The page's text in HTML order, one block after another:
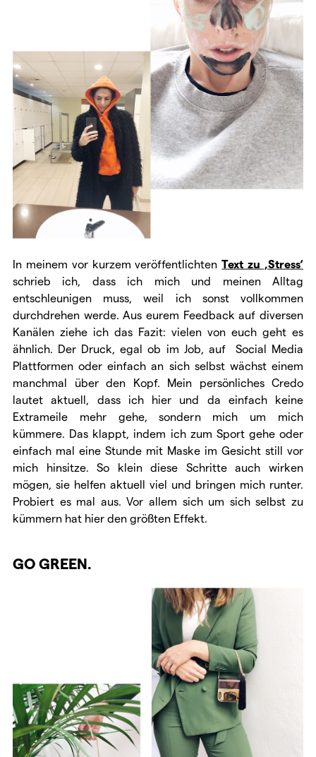
In meinem vor kurzem veröffentlichtenText zu ‚Stress‘
schrieb ich, dass ich mich und meinen Alltag
entschleunigen muss, weil ich sonst vollkommen
durchdrehen werde. Aus eurem Feedback auf diversen
Kanälen ziehe ich das Fazit: vielen von euch geht es
ähnlich. Der Druck, egal ob im Job, auf Social Media
Plattformen oder einfach an sich selbst wächst einem
manchmal über den Kopf. Mein persönliches Credo
lautet aktuell, dass ich hier und da einfach keine
Extrameile mehr gehe, sondern mich um mich
kümmere. Das klappt, indem ich zum Sport gehe oder
einfach mal eine Stunde mit Maske im Gesicht still vor
mich hinsitze. So klein diese Schritte auch wirken
mögen, sie helfen aktuell viel und bringen mich runter.
Probiert es mal aus. Vor allem sich um sich selbst zu
kümmern hat hier den größten Effekt.
GO GREEN.